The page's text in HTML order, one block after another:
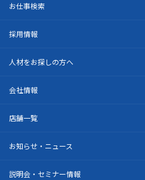
お仕事検索
採用情報
人材をお探しの方へ
会社情報
店舗一覧
お知らせ・ニュース
説明会・セミナー情報